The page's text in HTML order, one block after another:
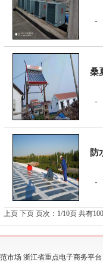
桑
防
上页 下页 页次：1/10页 共有
市场 浙江省重点电子商务平台